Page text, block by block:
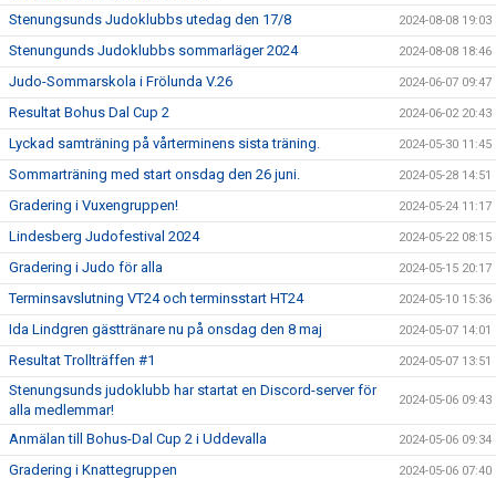
Stenungsunds Judoklubbs utedag den 17/8 2024-08-08 19:03
Stenungunds Judoklubbs sommarläger 2024 2024-08-08 18:46
Judo-Sommarskola i Frölunda V.26 2024-06-07 09:47
Resultat Bohus Dal Cup 2 2024-06-02 20:43
Lyckad samträning på vårterminens sista träning. 2024-05-30 11:45
Sommarträning med start onsdag den 26 juni. 2024-05-28 14:51
Gradering i Vuxengruppen! 2024-05-24 11:17
Lindesberg Judofestival 2024 2024-05-22 08:15
Gradering i Judo för alla 2024-05-15 20:17
Terminsavslutning VT24 och terminsstart HT24 2024-05-10 15:36
Ida Lindgren gästtränare nu på onsdag den 8 maj 2024-05-07 14:01
Resultat Trollträffen #1 2024-05-07 13:51
Stenungsunds judoklubb har startat en Discord-server för
alla medlemmar!
2024-05-06 09:43
Anmälan till Bohus-Dal Cup 2 i Uddevalla 2024-05-06 09:34
Gradering i Knattegruppen 2024-05-06 07:40